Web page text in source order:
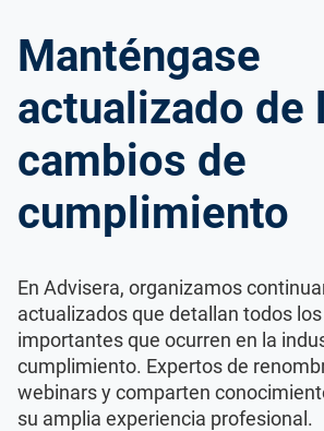
Manténgase
actualizado de
cambios de
cumplimiento
En Advisera, organizamos
actualizados que detallan todos
importantes que ocurren en la
cumplimiento. Expertos de
webinars y comparten
su amplia experiencia profesional.